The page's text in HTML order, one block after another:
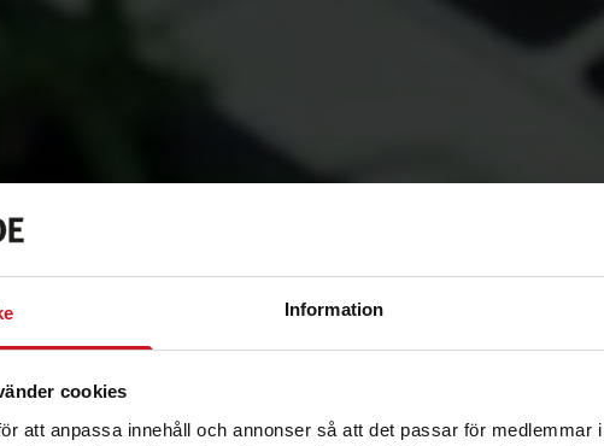
Information
cookies
att anpassa innehåll och annonser så att det passar för medlemmar